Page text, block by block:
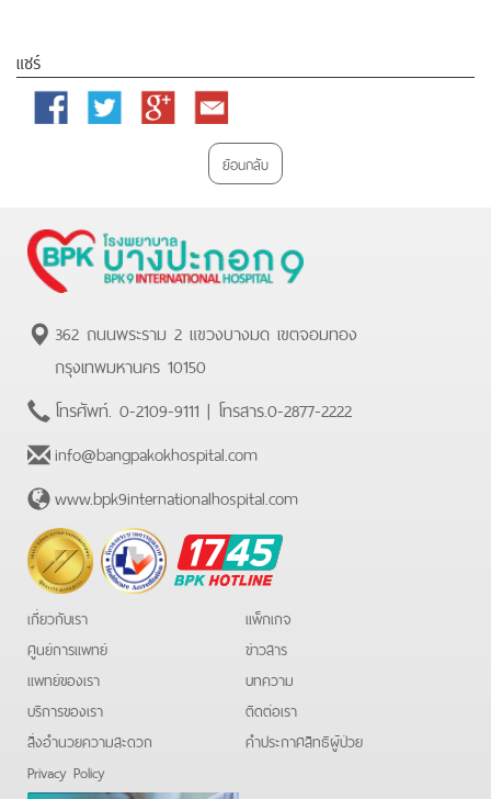
แชร์
Facebook Twitter
Google
Email
ย้อนกลับ
362 ถนนพระราม 2 แขวงบางมด เขตจอมทอง
กรุงเทพมหานคร 10150
โทรศัพท์. 0-2109-9111 | โทรสาร.0-2877-2222
info@bangpakokhospital.com
www.bpk9internationalhospital.com
BPK
Hotline
เกี่ยวกับเรา
ศูนย์การแพทย์
แพทย์ของเรา
บริการของเรา
สิ่งอำนวยความสะดวก
Privacy Policy
แพ็กเกจ
ข่าวสาร
บทความ
ติดต่อเรา
คําประกาศสิทธิผู้ป่วย